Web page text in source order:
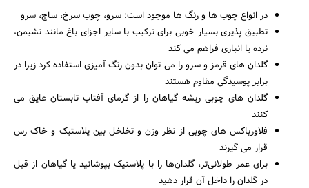
در انواع چوب ها و رنگ ها موجود است: سرو، چوب سرخ، ساج، سرو
تطبیق پذیری بسیار خوبی برای ترکیب با سایر اجزای باغ مانند نشیمن،
نرده یا انباری فراهم می کند
گلدان های قرمز و سرو را می توان بدون رنگ آمیزی استفاده کرد زیرا در
برابر پوسیدگی مقاوم هستند
گلدان های چوبی ریشه گیاهان را از گرمای آفتاب تابستان عایق می
کنند
فلاورباکس های چوبی از نظر وزن و تخلخل بین پلاستیک و خاک رس
قرار می گیرند
برای عمر طولانی‌تر، گلدان‌ها را با پلاستیک بپوشانید یا گیاهان از قبل
در گلدان را داخل آن قرار دهید